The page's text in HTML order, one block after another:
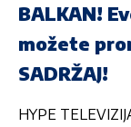
BALKAN!
možete
SADRŽAJ!
HYPE